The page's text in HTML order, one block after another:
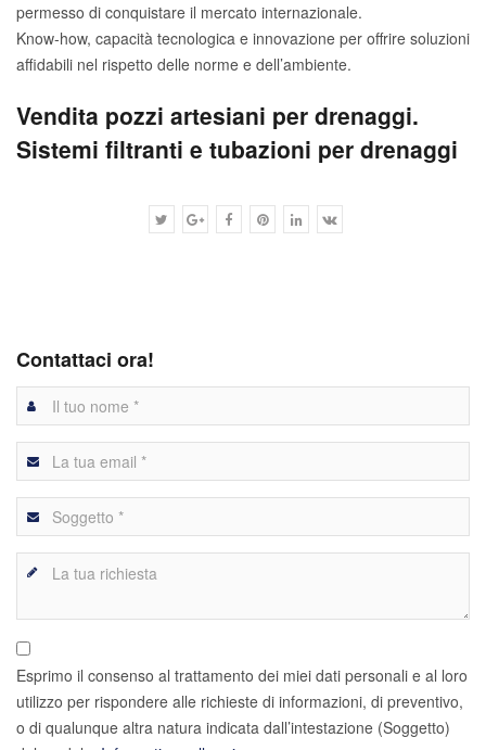
permesso di conquistare il mercato internazionale.
Know-how, capacità tecnologica e innovazione per offrire soluzioni
affidabili nel rispetto delle norme e dell’ambiente.
Vendita pozzi artesiani per drenaggi.
Sistemi filtranti e tubazioni per drenaggi
Contattaci ora!
Esprimo il consenso al trattamento dei miei dati personali e al loro
utilizzo per rispondere alle richieste di informazioni, di preventivo,
o di qualunque altra natura indicata dall’intestazione (Soggetto)